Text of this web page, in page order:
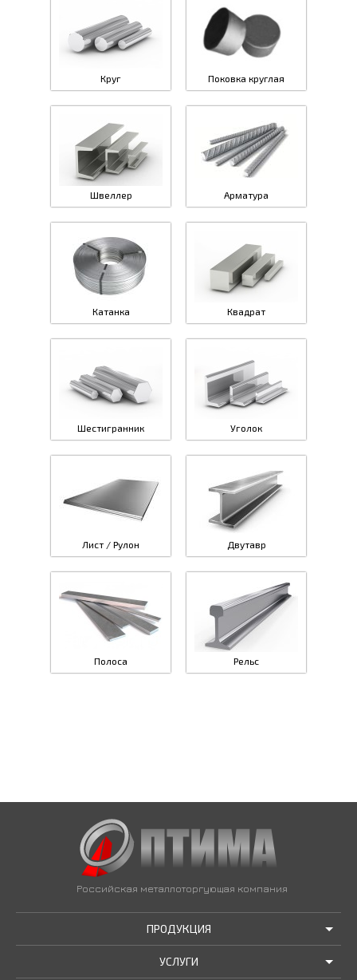
Круг Поковка круглая
Швеллер Арматура
Катанка Квадрат
Шестигранник Уголок
Лист / Рулон Двутавр
Полоса Рельс
Российская металлоторгующая компания
ПРОДУКЦИЯ
АКЦИИ И РАСПРОДАЖИ
УСЛУГИ